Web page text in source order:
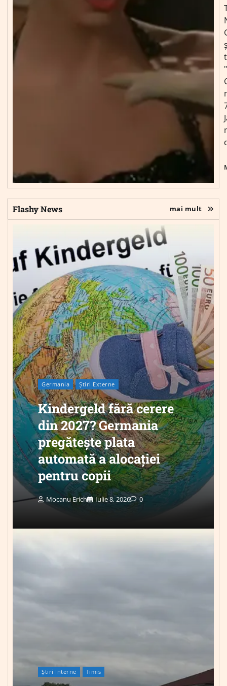
Flashy News mai mult
Germania Știri Externe
Kindergeld fără cerere
din 2027? Germania
pregătește plata
automată a alocației
pentru copii
Mocanu Erich Iulie 8, 2026 0
Știri Interne Timis